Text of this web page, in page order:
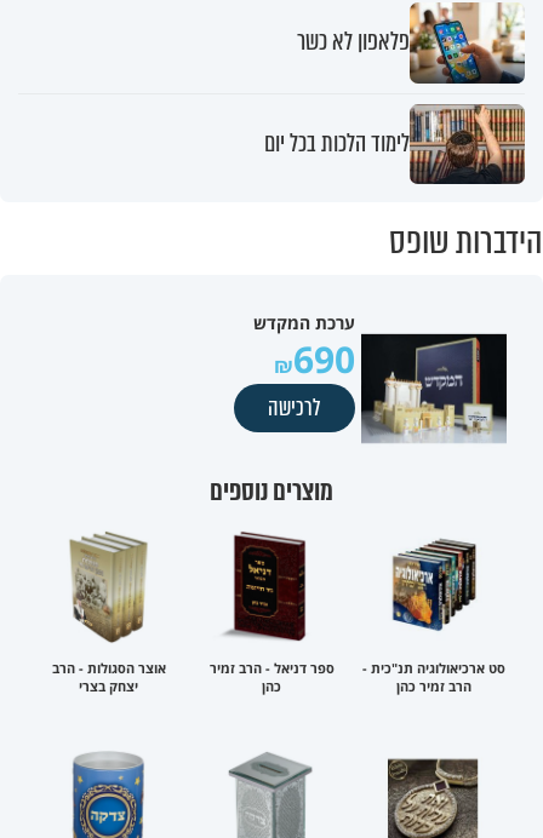
פלאפון לא כשר
לימוד הלכות בכל יום
הידברות שופס
ערכת המקדש
690
לרכישה
מוצרים נוספים
סט ארכיאולוגיה תנ"כית -
הרב זמיר כהן
ספר דניאל - הרב זמיר
כהן
אוצר הסגולות - הרב
יצחק בצרי